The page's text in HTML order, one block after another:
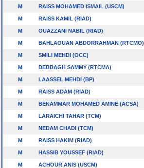
M RAISS MOHAMED ISMAIL (USCM)
M RAISS KAMIL (RIAD)
M OUAZZANI NABIL (RIAD)
M BAHLAOUAN ABDORRAHMAN (RTCMO)
M SMILI MEHDI (OCC)
M DEBBAGH SAMMY (RTCMA)
M LAASSEL MEHDI (BP)
M RAISS ADAM (RIAD)
M BENAMMAR MOHAMED AMINE (ACSA)
M LARAICHI TAHAR (TCM)
M NEDAM CHADI (TCM)
M RAISS HAKIM (RIAD)
M HASSIB YOUSSEF (RIAD)
M ACHOUR ANIS (USCM)